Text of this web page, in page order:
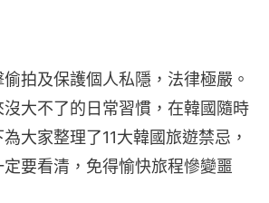
拍及保護個人私隱，法律極嚴。
大不了的日常習慣，在韓國隨時
大家整理了11大韓國旅遊禁忌，
要看清，免得愉快旅程慘變噩